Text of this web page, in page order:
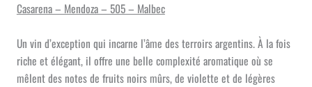
Casarena – Mendoza – 505 – Malbec
Un vin d’exception qui incarne l’âme des terroirs argentins. À la fois
riche et élégant, il offre une belle complexité aromatique où se
mêlent des notes de fruits noirs mûrs, de violette et de légères